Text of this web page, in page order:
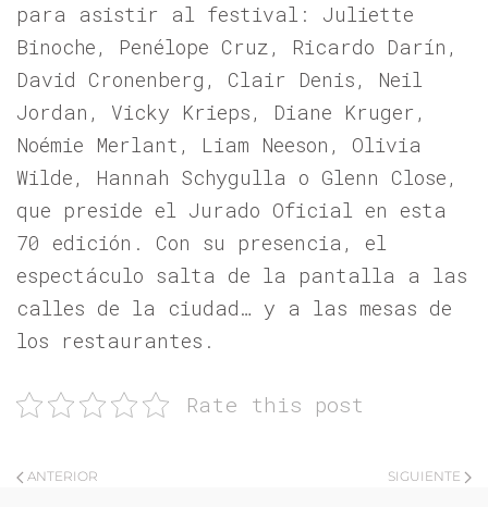
para asistir al festival: Juliette
Binoche, Penélope Cruz, Ricardo Darín,
David Cronenberg, Clair Denis, Neil
Jordan, Vicky Krieps, Diane Kruger,
Noémie Merlant, Liam Neeson, Olivia
Wilde, Hannah Schygulla o Glenn Close,
que preside el Jurado Oficial en esta
70 edición. Con su presencia, el
espectáculo salta de la pantalla a las
calles de la ciudad… y a las mesas de
los restaurantes.
Rate this post
ANTERIOR SIGUIENTE